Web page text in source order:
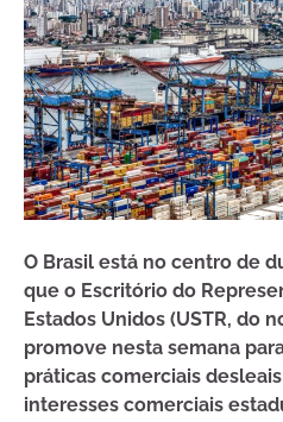
O Brasil está no centro de
que o Escritório do
Estados Unidos (USTR, do
promove nesta semana
práticas comerciais
interesses comerciais